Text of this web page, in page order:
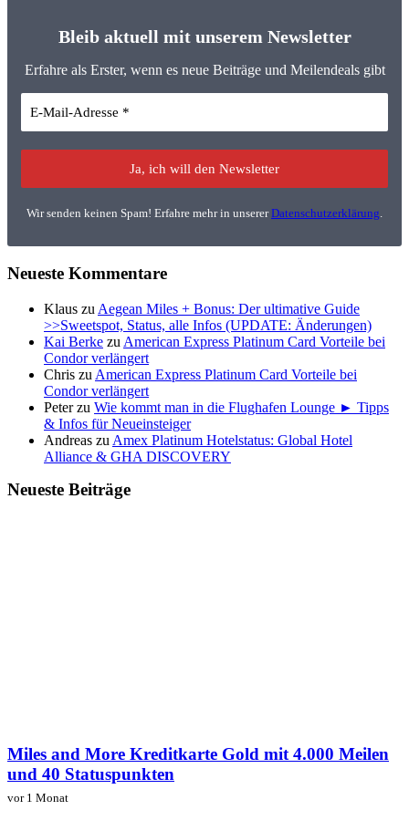
Bleib aktuell mit unserem Newsletter
Erfahre als Erster, wenn es neue Beiträge und Meilendeals gibt
Wir senden keinen Spam! Erfahre mehr in unsererDatenschutzerklärung.
Neueste Kommentare
Klaus zu Aegean Miles + Bonus: Der ultimative Guide
>>Sweetspot, Status, alle Infos (UPDATE: Änderungen)
Kai Berke zu American Express Platinum Card Vorteile bei
Condor verlängert
Chris zu American Express Platinum Card Vorteile bei
Condor verlängert
Peterzu Wie kommt man in die Flughafen Lounge ► Tipps
& Infos für Neueinsteiger
Andreas zu Amex Platinum Hotelstatus: Global Hotel
Alliance & GHA DISCOVERY
Neueste Beiträge
Miles and More Kreditkarte Gold mit 4.000 Meilen
und 40 Statuspunkten
vor 1 Monat